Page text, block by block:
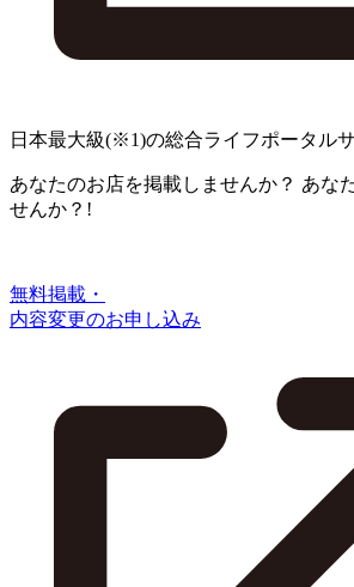
日本最大級(※1)の総合ライフポータル
あなたのお店を掲載しませんか？ あな
せんか？!
無料掲載・
内容変更のお申し込み